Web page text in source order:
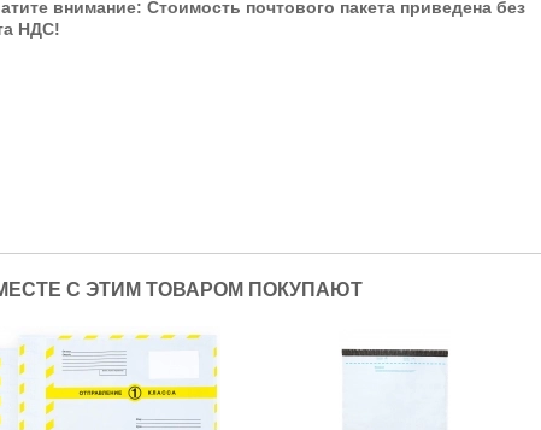
внимание: Стоимость почтового пакета приведена без
НДС!
С ЭТИМ ТОВАРОМ ПОКУПАЮТ